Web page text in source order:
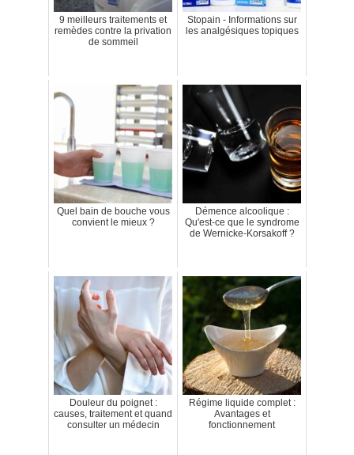
9 meilleurs traitements et
remèdes contre la privation
de sommeil
Stopain - Informations sur
les analgésiques topiques
Quel bain de bouche vous
convient le mieux ?
Démence alcoolique :
Qu'est-ce que le syndrome
de Wernicke-Korsakoff ?
Douleur du poignet :
causes, traitement et quand
consulter un médecin
Régime liquide complet :
Avantages et
fonctionnement